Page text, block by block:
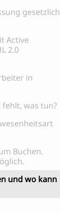
gesetzlich
Active
2.0
in
was tun?
Buchen.
und wo kann